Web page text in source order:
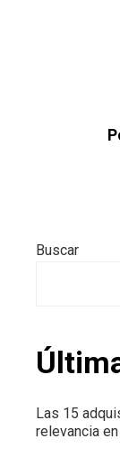
Buscar
Las 15
relevancia